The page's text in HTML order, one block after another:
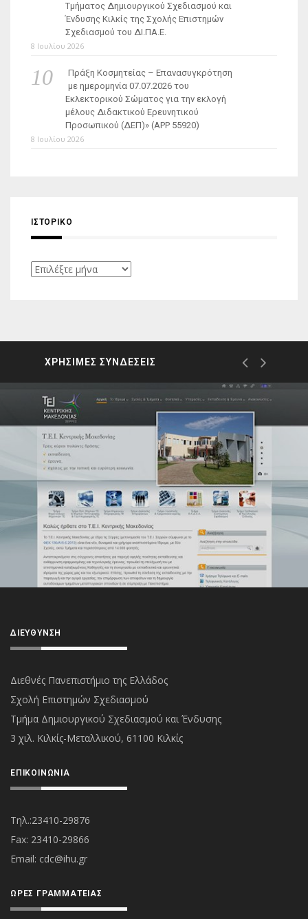
Τμήματος Δημιουργικού Σχεδιασμού και
Ένδυσης Κιλκίς της Σχολής Επιστημών
Σχεδιασμού του ΔΙ.ΠΑ.Ε.
8 Ιουλίου 2026
Πράξη Κοσμητείας – Επανασυγκρότηση
με ημερομηνία 07.07.2026 του
Εκλεκτορικού Σώματος για την εκλογή
μέλους Διδακτικού Ερευνητικού
Προσωπικού (ΔΕΠ)» (APP 55920)
8 Ιουλίου 2026
ΙΣΤΟΡΙΚΌ
Ιστορικό
ΧΡΗΣΙΜΕΣ ΣΥΝΔΕΣΕΙΣ
ΔΙΕΎΘΥΝΣΗ
Διεθνές Πανεπιστήμιο της Ελλάδος
Σχολή Επιστημών Σχεδιασμού
Τμήμα Δημιουργικού Σχεδιασμού και Ένδυσης
3 χιλ. Κιλκίς-Μεταλλικού, 61100 Κιλκίς
ΕΠΙΚΟΙΝΩΝΊΑ
Τηλ.:23410-29876
Fax: 23410-29866
Εmail: cdc@ihu.gr
ΏΡΕΣ ΓΡΑΜΜΑΤΕΊΑΣ